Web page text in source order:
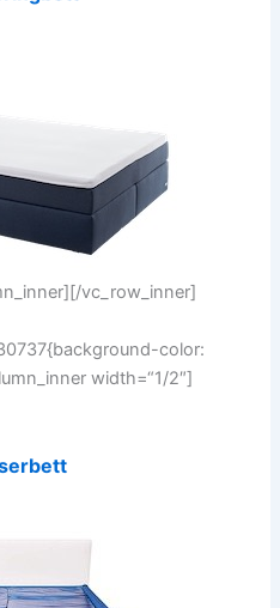
vc_row_inner]
color:
width=“1/2″]